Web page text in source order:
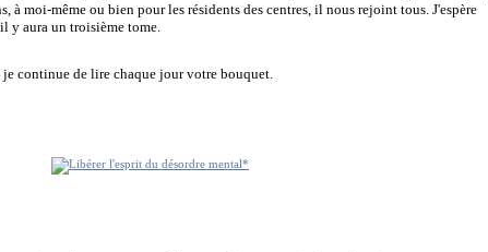
à moi-même ou bien pour les résidents des centres, il nous rejoint tous. J'espère
y aura un troisième tome.
continue de lire chaque jour votre bouquet.